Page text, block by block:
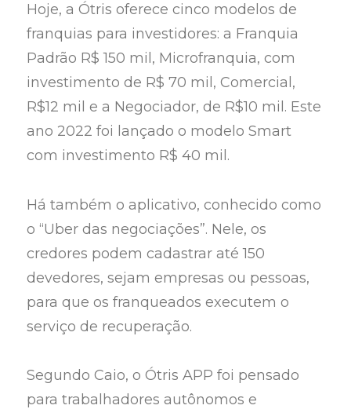
Hoje, a Ótris oferece cinco modelos de
franquias para investidores: a Franquia
Padrão R$ 150 mil, Microfranquia, com
investimento de R$ 70 mil, Comercial,
R$12 mil e a Negociador, de R$10 mil. Este
ano 2022 foi lançado o modelo Smart
com investimento R$ 40 mil.
Há também o aplicativo, conhecido como
o “Uber das negociações”. Nele, os
credores podem cadastrar até 150
devedores, sejam empresas ou pessoas,
para que os franqueados executem o
serviço de recuperação.
Segundo Caio, o Ótris APP foi pensado
para trabalhadores autônomos e